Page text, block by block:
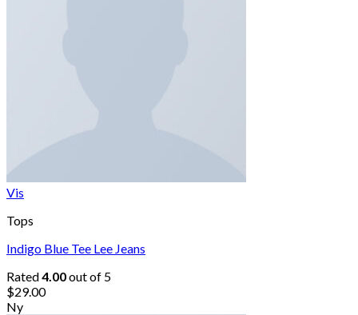
Vis
Tops
Indigo Blue Tee Lee Jeans
Rated4.00out of 5
$29.00
Ny